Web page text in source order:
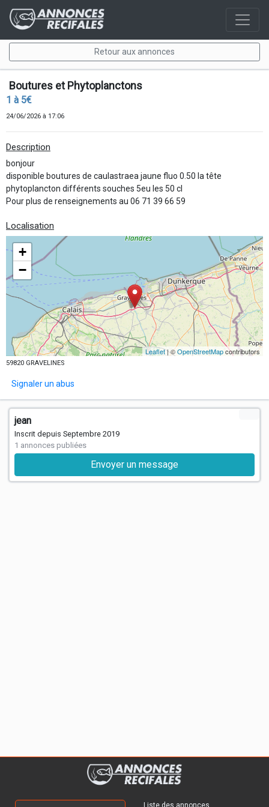
Retour aux annonces
Boutures et Phytoplanctons
1 à 5€
24/06/2026 à 17:06
Description
bonjour
disponible boutures de caulastraea jaune fluo 0.50 la tête
phytoplancton différents souches 5eu les 50 cl
Pour plus de renseignements au 06 71 39 66 59
Localisation
+
−
Leaflet| ©OpenStreetMapcontributors
59820 GRAVELINES
Signaler un abus
jean
Inscrit depuis Septembre 2019
1 annonces publiées
Envoyer un message
Liste des annonces